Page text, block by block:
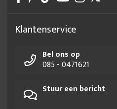
Klantenservice
Bel ons op
085 - 0471621
Stuur een bericht